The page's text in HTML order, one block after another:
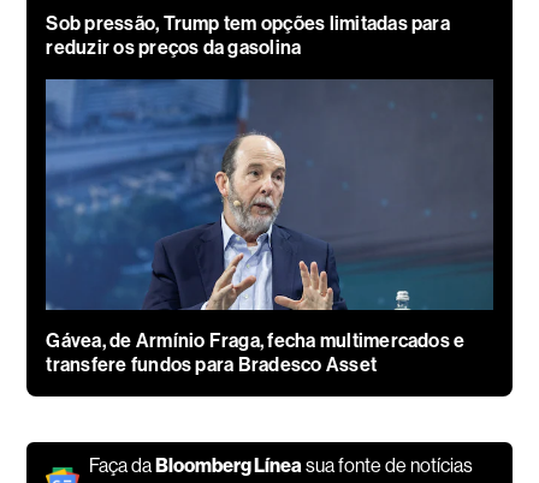
Sob pressão, Trump tem opções limitadas para
reduzir os preços da gasolina
Gávea, de Armínio Fraga, fecha multimercados e
transfere fundos para Bradesco Asset
Faça da Bloomberg Líneasua fonte de notícias